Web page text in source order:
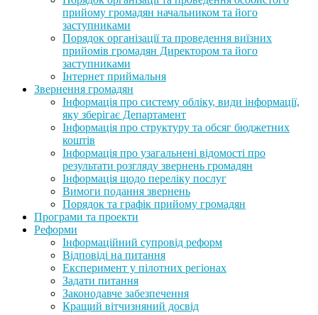
прийому громадян начальником та його
заступниками
Порядок організації та проведення виїзних
прийомів громадян Директором та його
заступниками
Інтернет приймальня
Звернення громадян
Інформація про систему обліку, види інформації,
яку зберігає Департамент
Інформація про структуру та обсяг бюджетних
коштів
Інформація про узагальнені відомості про
результати розгляду звернень громадян
Інформація щодо переліку послуг
Вимоги подання звернень
Порядок та графік прийому громадян
Програми та проекти
Реформи
Інформаційний супровід реформ
Відповіді на питання
Експеримент у пілотних регіонах
Задати питання
Законодавче забезпечення
Кращий вітчизняний досвід